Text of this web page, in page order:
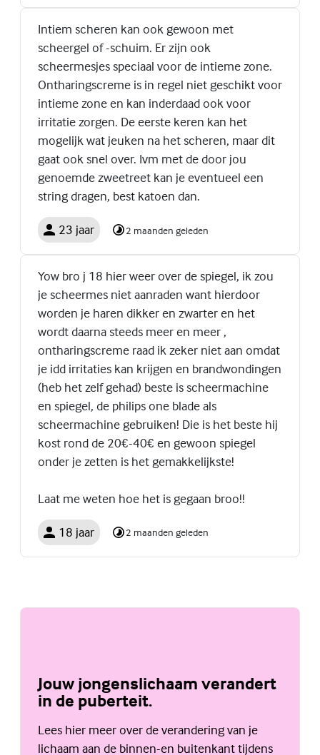
Intiem scheren kan ook gewoon met
scheergel of -schuim. Er zijn ook
scheermesjes speciaal voor de intieme zone.
Ontharingscreme is in regel niet geschikt voor
intieme zone en kan inderdaad ook voor
irritatie zorgen. De eerste keren kan het
mogelijk wat jeuken na het scheren, maar dit
gaat ook snel over. Ivm met de door jou
genoemde zweetreet kan je eventueel een
string dragen, best katoen dan.
23 jaar 2 maanden geleden
Yow bro j 18 hier weer over de spiegel, ik zou
je scheermes niet aanraden want hierdoor
worden je haren dikker en zwarter en het
wordt daarna steeds meer en meer ,
ontharingscreme raad ik zeker niet aan omdat
je idd irritaties kan krijgen en brandwondingen
(heb het zelf gehad) beste is scheermachine
en spiegel, de philips one blade als
scheermachine gebruiken! Die is het beste hij
kost rond de 20€-40€ en gewoon spiegel
onder je zetten is het gemakkelijkste!
Laat me weten hoe het is gegaan broo!!
18 jaar 2 maanden geleden
Jouw jongenslichaam verandert
in de puberteit.
Lees hier meer over de verandering van je
lichaam aan de binnen-en buitenkant tijdens